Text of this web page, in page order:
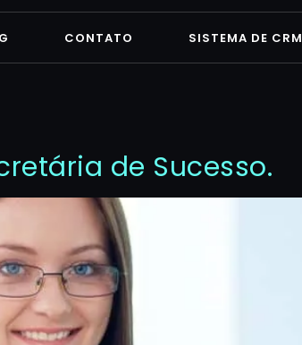
CONTATO SISTEMA DE CRM
de Sucesso.